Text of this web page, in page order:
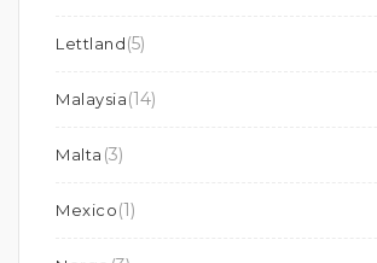
Lettland(5)
Malaysia(14)
Malta (3)
Mexico(1)